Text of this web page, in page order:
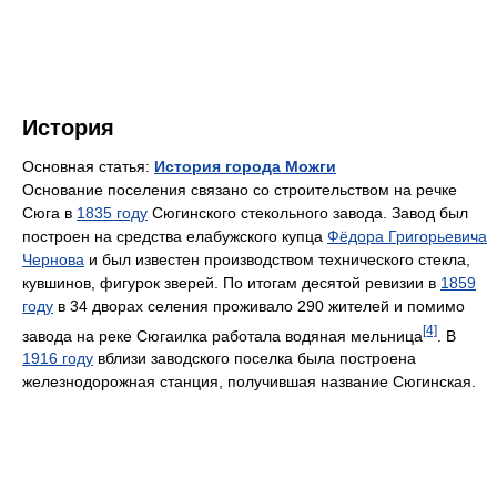
История
Основная статья: История города Можги
Основание поселения связано со строительством на речке
Сюга в 1835 году Сюгинского стекольного завода. Завод был
построен на средства елабужского купца Фёдора Григорьевича
Чернова и был известен производством технического стекла,
кувшинов, фигурок зверей. По итогам десятой ревизии в 1859
году в 34 дворах селения проживало 290 жителей и помимо
завода на реке Сюгаилка работала водяная мельница[4]
. В
1916 году вблизи заводского поселка была построена
железнодорожная станция, получившая название Сюгинская.